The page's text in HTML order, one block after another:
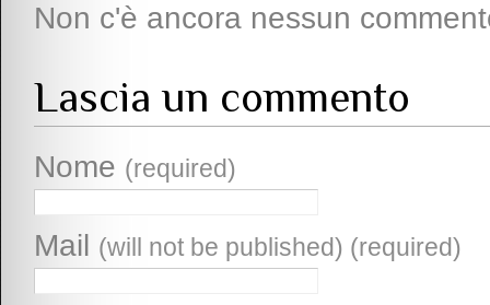
Non c'è ancora nessun
Lascia un commento
Nome (required)
Mail (will not be published) (required)